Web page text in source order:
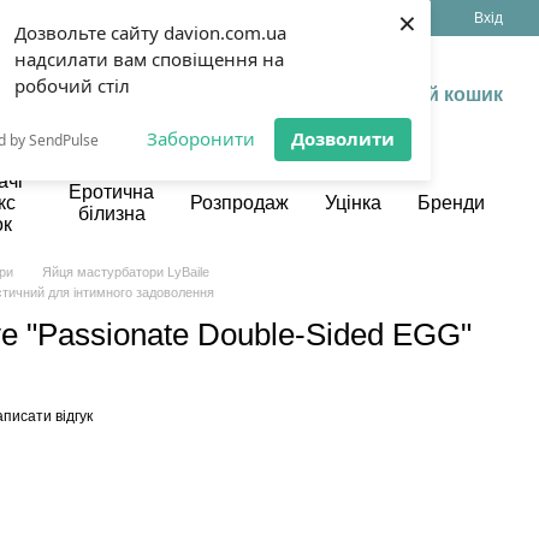
Дозвольте сайту davion.com.ua
надсилати вам сповіщення на
робочий стіл
by SendPulse Заборонити Дозволити
×
УкрРус Вхід
Мій кошик
Еротична
білизна
Розпродаж Уцінка Бренди
Яйця мастурбатори LyBaile
для інтимного задоволення
"Passionate Double-Sided EGG"
відгук